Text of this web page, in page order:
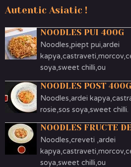
Autentic Asiatic !
NOODLES PUI 400G
Noodles,piept pui,ardei
soya,sweet chilli,ou
NOODLES POST 400G
Noodles,ardei
rosie,sos soya,sweet chilli.
NOODLES FRUCTE
Noodles,creveti ,ardei
soya,sweet chilli,ou